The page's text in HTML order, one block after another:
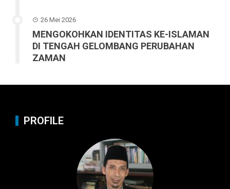
26 Mei 2026
MENGOKOHKAN IDENTITAS KE-ISLAMAN
DI TENGAH GELOMBANG PERUBAHAN
ZAMAN
PROFILE